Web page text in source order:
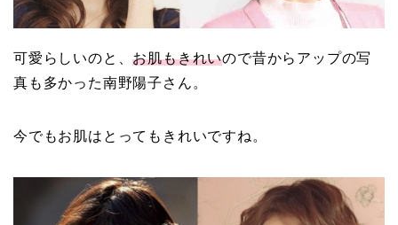
可愛らしいのと、お肌もきれいので昔からアップの写
真も多かった南野陽子さん。
今でもお肌はとってもきれいですね。